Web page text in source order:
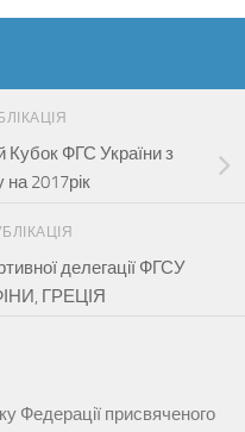
ФГС України з
на 2017рік
делегації ФГСУ
ГРЕЦІЯ
Федерації присвяченого